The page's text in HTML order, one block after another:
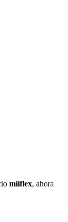
miiflex, ahora